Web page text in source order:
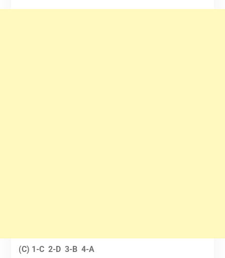
(C) 1-C 2-D 3-B 4-A